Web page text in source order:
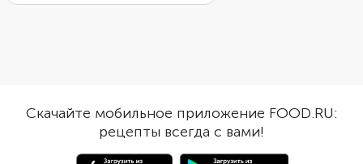
добавлением горчицы, смеси
перегрузит желудок перед сном.
Просто порубите все овощи,
соедините в салатнике и
заправьте соусом.
хорошо подойдет
мясное блюдо или к
пельменей.
Скачайте мобильное приложение FOOD.RU:
рецепты всегда с вами!